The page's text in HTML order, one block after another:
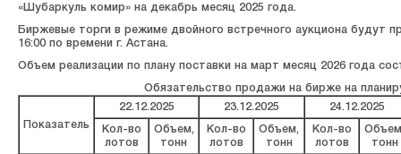
«Шубаркуль комир» на декабрь месяц 2025 года.
Биржевые торги в режиме двойного встречного аукциона будут
16:00 по времени г. Астана.
Объем реализации по плану поставки на март месяц 2026 года
Обязательство продажи на бирже на
Показатель
22.12.2025 23.12.2025 24.12.2025
Кол-во
лотов
Объем,
тонн
Кол-во
лотов
Объем,
тонн
Кол-во
лотов
тонн